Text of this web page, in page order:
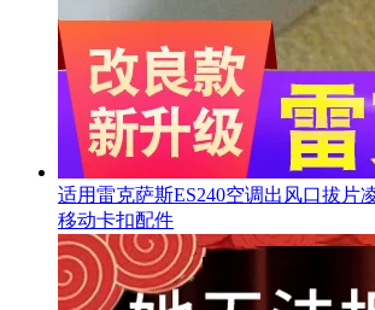
适用雷克萨斯ES240空调出风口拔片
移动卡扣配件